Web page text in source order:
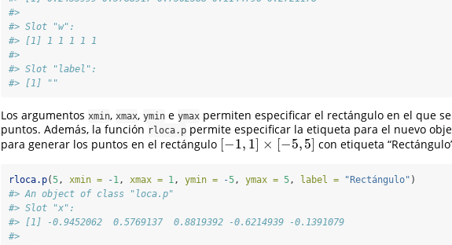
#>
#> Slot "w":
#> [1] 1 1 1 1 1
#>
#> Slot "label":
#> [1] ""
Los argumentos xmin, xmax, ymin e ymax permiten especificar el rectángulo en el que
puntos. Además, la función rloca.p permite especificar la etiqueta para el nuevo
para generar los puntos en el rectángulo [−1, 1] × [−5,5]
−1,1 × −5 ] con etiqueta
rloca.p(5 , xmin = -1 , xmax = 1 , ymin = -5 , ymax = 5 , label = "Rectángulo" )
#> An object of class "loca.p"
#> Slot "x":
#> [1] -0.9452062  0.5769137  0.8819392 -0.6214939 -0.1391079
#>